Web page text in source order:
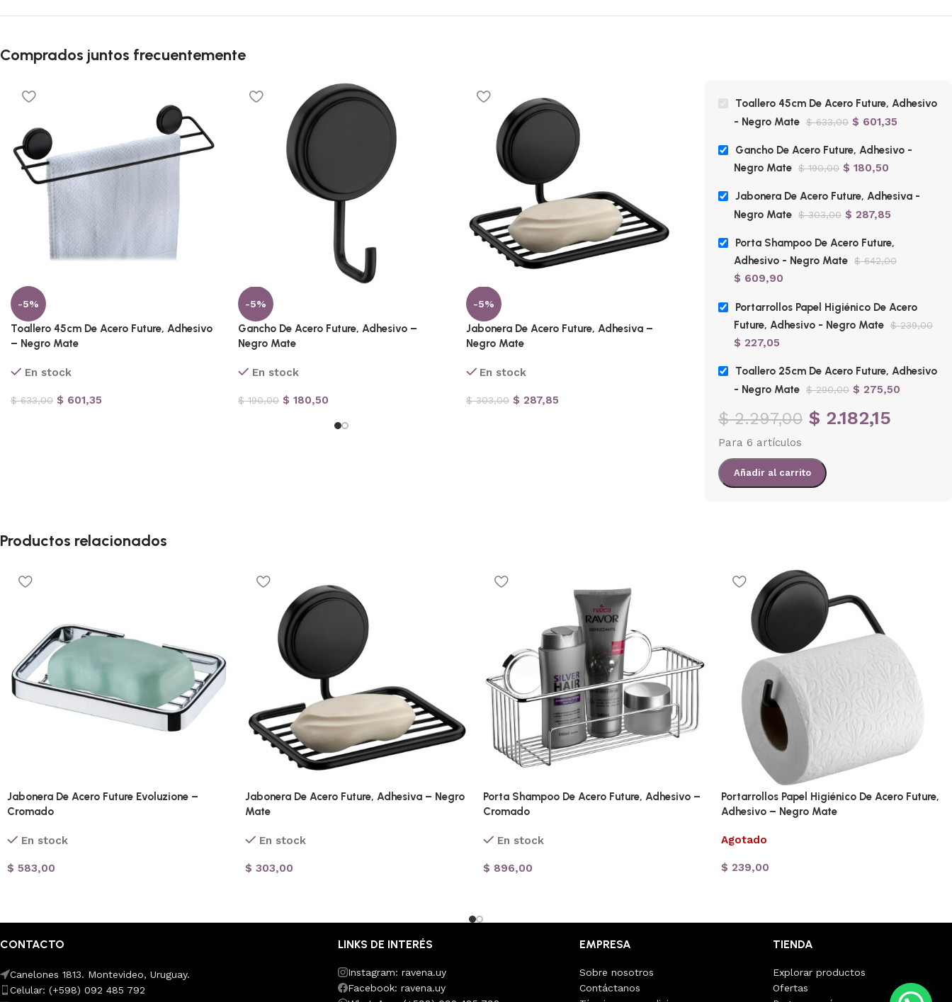
Comprados juntos frecuentemente
-5%
Toallero 45cm De Acero Future, Adhesivo
– Negro Mate
En stock
$633,00 $ 601,35
-5%
Gancho De Acero Future, Adhesivo –
Negro Mate
En stock
$190,00 $ 180,50
-5%
Jabonera De Acero Future, Adhesiva –
Negro Mate
En stock
$303,00 $ 287,85
-5%
Porta Shampoo De Acero Future,
Adhesivo – Negro Mate
En stock
Toallero 45cm De Acero Future, Adhesivo
- Negro Mate $633,00 $ 601,35
Gancho De Acero Future, Adhesivo -
Negro Mate $190,00 $ 180,50
Jabonera De Acero Future, Adhesiva -
Negro Mate $303,00 $ 287,85
Porta Shampoo De Acero Future,
Adhesivo - Negro Mate $642,00
$ 609,90
Portarrollos Papel Higiénico De Acero
Future, Adhesivo - Negro Mate $239,00
$ 227,05
Toallero 25cm De Acero Future, Adhesivo
- Negro Mate $290,00 $ 275,50
$2.297,00 $ 2.182,15
Para 6 artículos
Añadir al carrito
Productos relacionados
Jabonera De Acero Future Evoluzione –
Cromado
En stock
$ 583,00
Jabonera De Acero Future, Adhesiva – Negro
Mate
En stock
$ 303,00
Porta Shampoo De Acero Future, Adhesivo –
Cromado
En stock
$ 896,00
Portarrollos Papel Higiénico De Acero Future,
Adhesivo – Negro Mate
Agotado
$ 239,00
CONTACTO
Canelones 1813. Montevideo, Uruguay.
Celular: (+598) 092 485 792
LINKS DE INTERÉS
Instagram: ravena.uy
Facebook: ravena.uy
EMPRESA
Sobre nosotros
Contáctanos
TIENDA
Explorar productos
Ofertas